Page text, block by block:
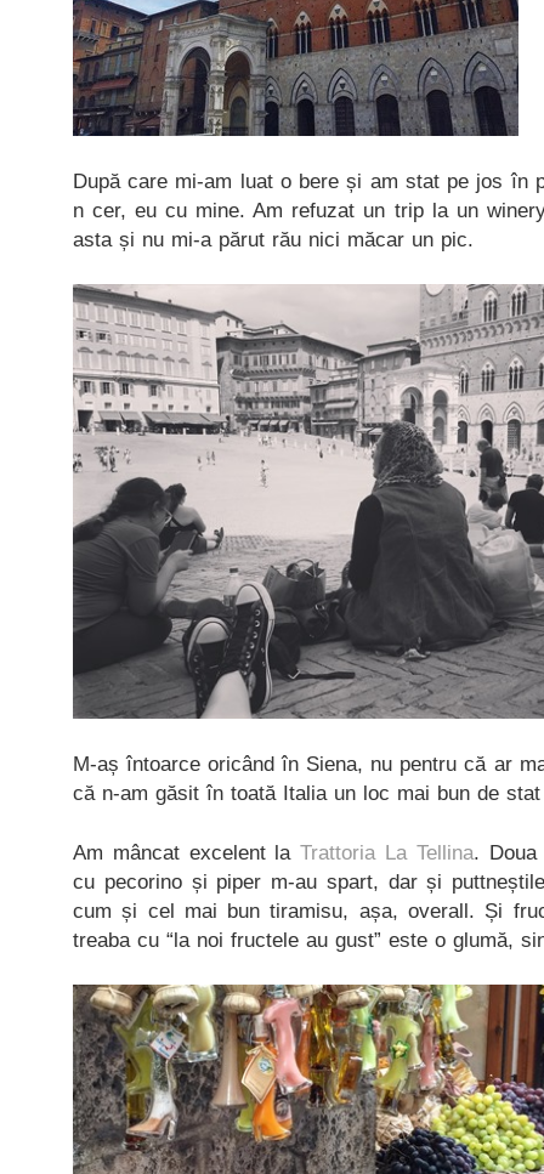
După care mi-am luat o bere și am stat pe jos în
n cer, eu cu mine. Am refuzat un trip la un
asta și nu mi-a părut rău nici măcar un pic.
M-aș întoarce oricând în Siena, nu pentru că ar
că n-am găsit în toată Italia un loc mai bun de
Am mâncat excelent laTrattoria La Tellina. Doua
cu pecorino și piper m-au spart, dar și
cum și cel mai bun tiramisu, așa, overall. Și
treaba cu “la noi fructele au gust” este o glumă,